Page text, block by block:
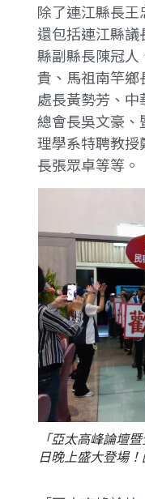
除了連江縣長王
還包括連江縣
縣副縣長陳冠
貴、馬祖南竿
處長黃勢芳、
總會長吳文豪
理學系特聘教
長張眾卓等等。
「亞太高峰論壇
日晚上盛大登場